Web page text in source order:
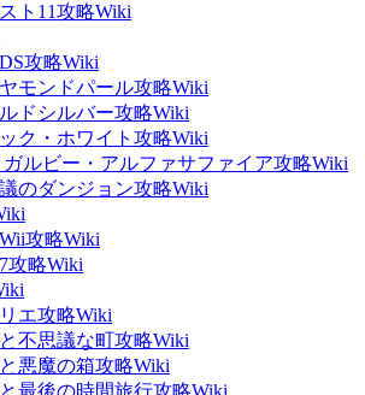
ト11攻略Wiki
攻略Wiki
モンドパール攻略Wiki
ドシルバー攻略Wiki
ク・ホワイト攻略Wiki
ルビー・アルファサファイア攻略Wiki
のダンジョン攻略Wiki
攻略Wiki
攻略Wiki
エ攻略Wiki
不思議な町攻略Wiki
悪魔の箱攻略Wiki
最後の時間旅行攻略Wiki